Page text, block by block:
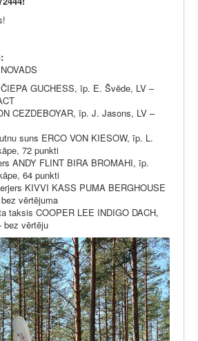
GUCHESS, īp. E. Švēde, LV –
CEZDEBOYAR, īp. J. Jasons, LV –
suns ERCO VON KIESOW, īp. L.
72 punkti
ANDY FLINT BIRA BROMAHI, īp.
64 punkti
KIVVI KASS PUMA BERGHOUSE
vērtējuma
taksis COOPER LEE INDIGO DACH,
bez vērtēju